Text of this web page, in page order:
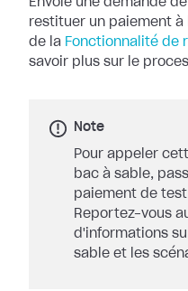
Envoie une demande
restituer un paiement à
de la Fonctionnalité de
savoir plus sur le
Note
Pour appeler
bac à sable,
paiement de
Reportez-vous
d'informations
sable et les